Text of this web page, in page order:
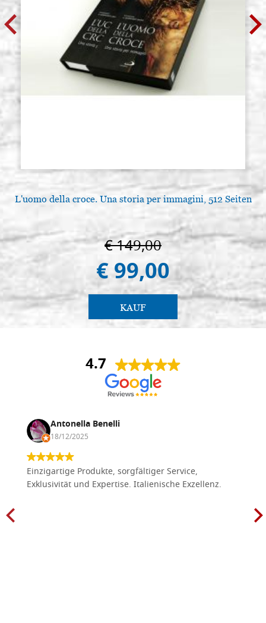
L'uomo della croce. Una storia per immagini, 512 Seiten
€ 149,00
€ 99,00
KAUF
4.7
Antonella Benelli
18/12/2025
Einzigartige Produkte, sorgfältiger Service,
Exklusivität und Expertise. Italienische Exzellenz.